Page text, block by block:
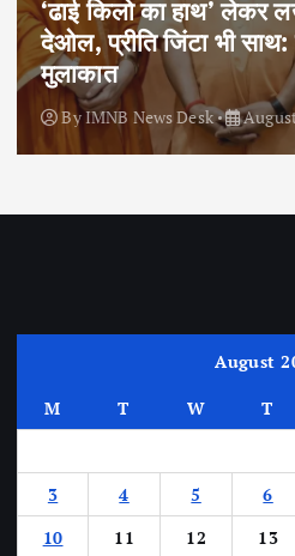
‘ढाई किलो का हाथ’
देओल, प्रीति जिंटा भी
मुलाकात
ByIMNB News Desk
August
M T W T
3
4 5 6
10
11 12 13